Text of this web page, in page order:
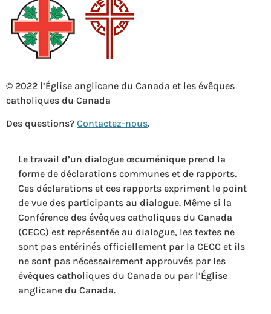
© 2022 l’Église anglicane du Canada et les évêques
catholiques du Canada
Des questions? Contactez-nous.
Le travail d’un dialogue œcuménique prend la
forme de déclarations communes et de rapports.
Ces déclarations et ces rapports expriment le point
de vue des participants au dialogue. Même si la
Conférence des évêques catholiques du Canada
(CECC) est représentée au dialogue, les textes ne
sont pas entérinés officiellement par la CECC et ils
ne sont pas nécessairement approuvés par les
évêques catholiques du Canada ou par l’Église
anglicane du Canada.